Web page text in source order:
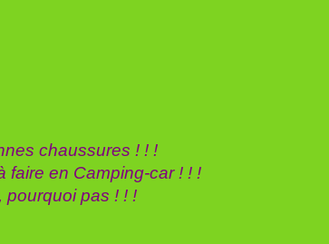
chaussures ! ! !
en Camping-car ! ! !
pourquoi pas ! ! !